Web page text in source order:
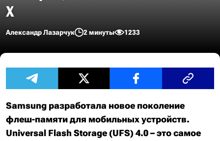
X
Александр Лазарчук 2 минуты 1233
Samsung разработала новое поколение
флеш-памяти для мобильных устройств.
Universal Flash Storage (UFS) 4.0 – это самое